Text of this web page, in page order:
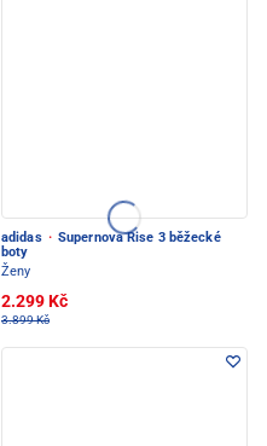
adidas · Supernova Rise 3 běžecké
boty
Ženy
2.299 Kč
3.899 Kč